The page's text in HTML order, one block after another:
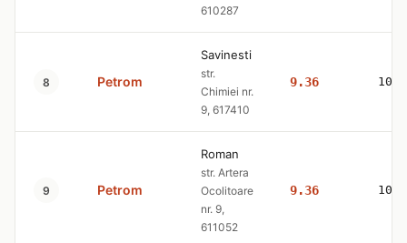
610287
8 Petrom
Savinesti
str.
Chimiei nr.
9, 617410
9.36
9 Petrom
Roman
str. Artera
Ocolitoare
nr. 9,
611052
9.36